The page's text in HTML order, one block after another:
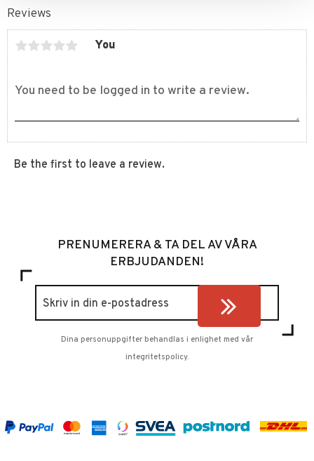
Reviews
You
Be the first to leave a review.
PRENUMERERA & TA DEL AV VÅRA
ERBJUDANDEN!
Dina personuppgifter behandlas i enlighet med vår
integritetspolicy.